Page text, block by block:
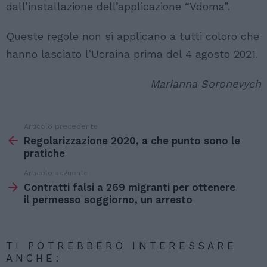
dall’installazione dell’applicazione “Vdoma”.
Queste regole non si applicano a tutti coloro che
hanno lasciato l’Ucraina prima del 4 agosto 2021.
Marianna Soronevych
di
Articolo precedente
Regolarizzazione 2020, a che punto sono le
pratiche
Articolo seguente
Contratti falsi a 269 migranti per ottenere
il permesso soggiorno, un arresto
TI POTREBBERO INTERESSARE
ANCHE: